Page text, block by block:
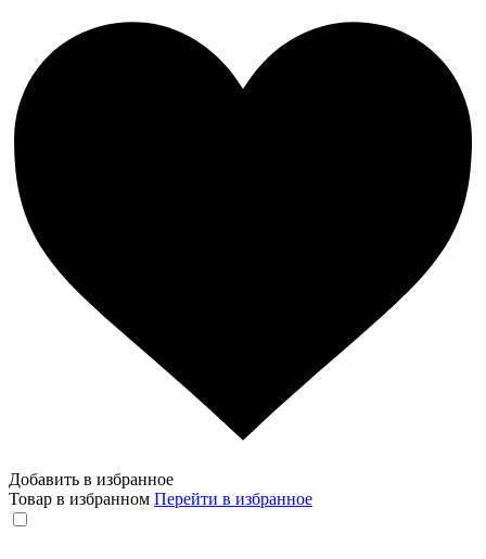
Добавить в избранное
Товар в избранном Перейти в избранное